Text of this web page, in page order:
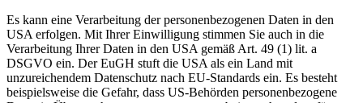
Es kann eine Verarbeitung der personenbezogenen Daten in den
USA erfolgen. Mit Ihrer Einwilligung stimmen Sie auch in die
Verarbeitung Ihrer Daten in den USA gemäß Art. 49 (1) lit. a
DSGVO ein. Der EuGH stuft die USA als ein Land mit
unzureichendem Datenschutz nach EU-Standards ein. Es besteht
beispielsweise die Gefahr, dass US-Behörden personenbezogene